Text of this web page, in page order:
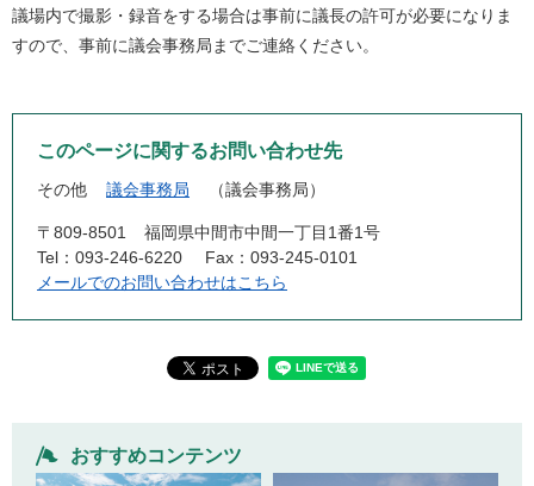
議場内で撮影・録音をする場合は事前に議長の許可が必要になりま
すので、事前に議会事務局までご連絡ください。
このページに関するお問い合わせ先
その他 議会事務局 議会事務局
〒809-8501
福岡県中間市中間一丁目1番1号
Tel：093-246-6220
Fax：093-245-0101
メールでのお問い合わせはこちら
おすすめコンテンツ